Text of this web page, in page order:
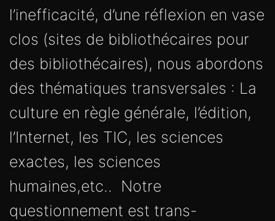
l’inefficacité, d’une réflexion en vase
clos (sites de bibliothécaires pour
des bibliothécaires), nous abordons
des thématiques transversales : La
culture en règle générale, l’édition,
l’Internet, les TIC, les sciences
exactes, les sciences
humaines,etc.. Notre
questionnement est trans-